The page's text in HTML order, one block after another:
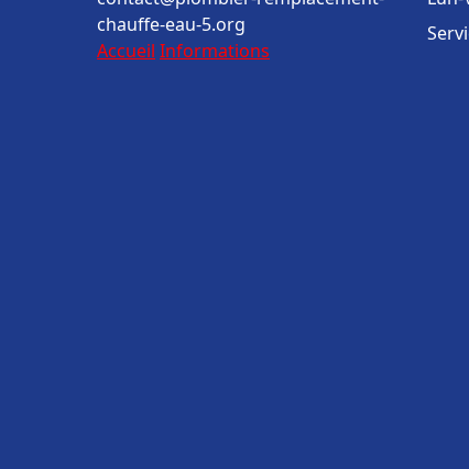
chauffe-eau-5.org
Accueil Informations